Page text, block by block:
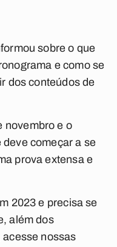
sobre o que
e como se
dos conteúdos de
novembro e o
começar a se
prova extensa e
2023 e precisa se
além dos
nossas